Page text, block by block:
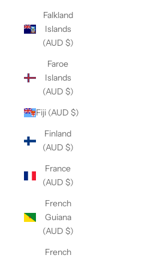
Falkland
Islands
(AUD $)
Faroe
Islands
(AUD $)
Fiji (AUD $)
Finland
(AUD $)
France
(AUD $)
French
Guiana
(AUD $)
French